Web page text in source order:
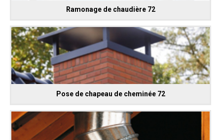
Ramonage de chaudière 72
Pose de chapeau de cheminée 72